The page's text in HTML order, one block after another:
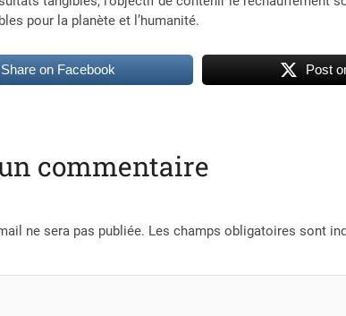
pour la planète et l’humanité.
Share on Facebook Post
commentaire
ne sera pas publiée. Les champs obligatoires sont